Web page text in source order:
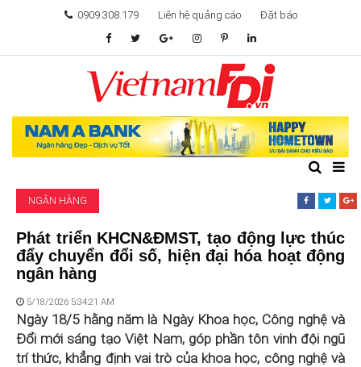
0909.308.179 Liên hệ quảng cáo Đặt báo
TÂM ĐIỂM ĐẦU TƯ
TÀI CHÍNH
KHỞI NGHIỆP
GIẢI TRÍ & CÔNG NGHỆ
NGÂN HÀNG
Phát triển KHCN&ĐMST, tạo động lực thúc
đẩy chuyển đổi số, hiện đại hóa hoạt động
ngân hàng
5/18/2026 5:34:21 AM
Ngày 18/5 hằng năm là Ngày Khoa học, Công nghệ và
Đổi mới sáng tạo Việt Nam, góp phần tôn vinh đội ngũ
trí thức, khẳng định vai trò của khoa học, công nghệ và